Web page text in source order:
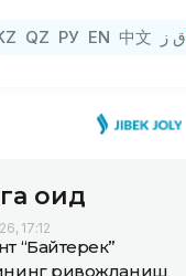
QZ РУ EN 中文 ق ز
оид
17:12
“Байтерек”
ривожланиш